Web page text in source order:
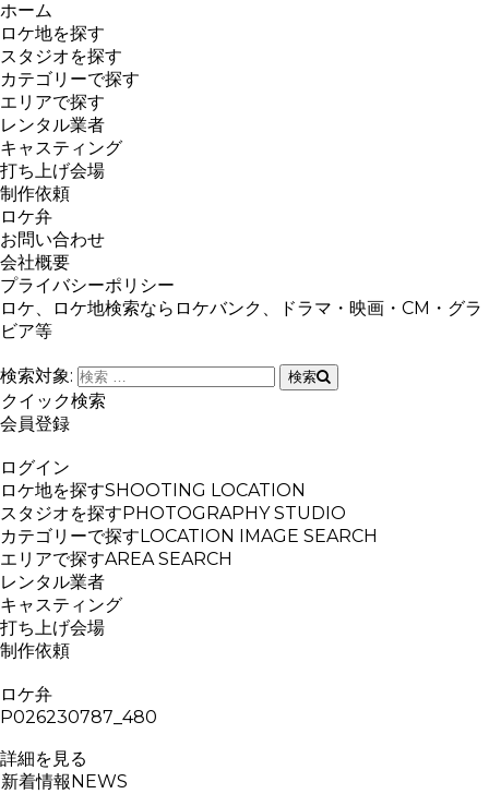
ホーム
ロケ地を探す
スタジオを探す
カテゴリーで探す
エリアで探す
レンタル業者
キャスティング
打ち上げ会場
制作依頼
ロケ弁
お問い合わせ
会社概要
プライバシーポリシー
ロケ、ロケ地検索ならロケバンク、ドラマ・映画・CM・グラ
ビア等
検索対象: 検索
クイック検索
会員登録
ログイン
ロケ地を探すSHOOTING LOCATION
スタジオを探すPHOTOGRAPHY STUDIO
カテゴリーで探すLOCATION IMAGE SEARCH
エリアで探すAREA SEARCH
レンタル業者
キャスティング
打ち上げ会場
制作依頼
ロケ弁
P026230787_480
詳細を見る
新着情報NEWS